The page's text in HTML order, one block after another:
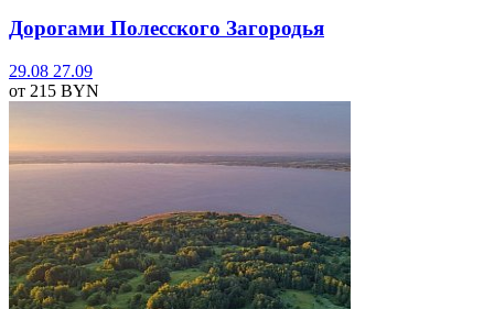
Дорогами Полесского Загородья
29.08 27.09
от 215 BYN